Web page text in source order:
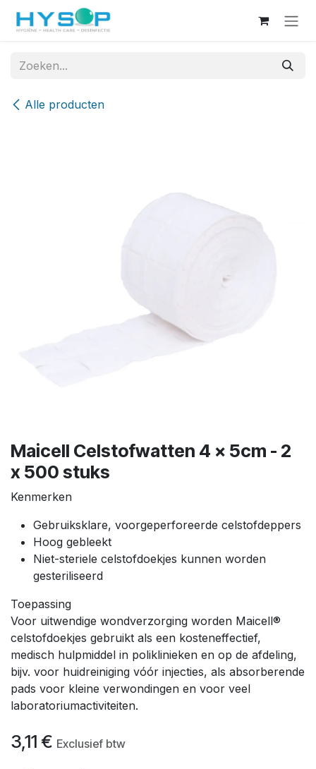
Overslaan naar inhoud
Alle producten
Maicell Celstofwatten 4 x 5cm - 2
x 500 stuks
Kenmerken
Gebruiksklare, voorgeperforeerde celstofdeppers
Hoog gebleekt
Niet-steriele celstofdoekjes kunnen worden
gesteriliseerd
Toepassing
Voor uitwendige wondverzorging worden Maicell®
celstofdoekjes gebruikt als een kosteneffectief,
medisch hulpmiddel in poliklinieken en op de afdeling,
bijv. voor huidreiniging vóór injecties, als absorberende
pads voor kleine verwondingen en voor veel
laboratoriumactiviteiten.
3,11 € Exclusief btw